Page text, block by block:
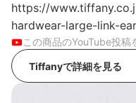
https://
hardwear-large-link-
この商品のYouTube投稿
Tiffanyで詳細を見る